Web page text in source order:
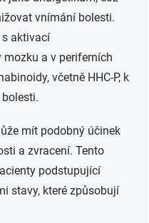
vnímání bolesti.
aktivací
a v periferních
včetně HHC-P, k
mít podobný účinek
a zvracení. Tento
podstupující
stavy, které způsobují